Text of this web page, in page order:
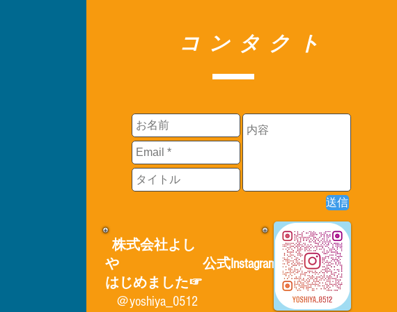
コンタクト
株式会社よし
や
公式Instagram
はじめました☞
​​ ＠yoshiya_0512
送信